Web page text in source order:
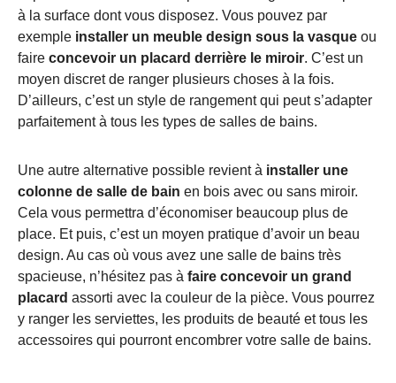
à la surface dont vous disposez. Vous pouvez par
exemple installer un meuble design sous la vasque ou
faire concevoir un placard derrière le miroir. C’est un
moyen discret de ranger plusieurs choses à la fois.
D’ailleurs, c’est un style de rangement qui peut s’adapter
parfaitement à tous les types de salles de bains.
Une autre alternative possible revient à installer une
colonne de salle de bain en bois avec ou sans miroir.
Cela vous permettra d’économiser beaucoup plus de
place. Et puis, c’est un moyen pratique d’avoir un beau
design. Au cas où vous avez une salle de bains très
spacieuse, n’hésitez pas à faire concevoir un grand
placard assorti avec la couleur de la pièce. Vous pourrez
y ranger les serviettes, les produits de beauté et tous les
accessoires qui pourront encombrer votre salle de bains.